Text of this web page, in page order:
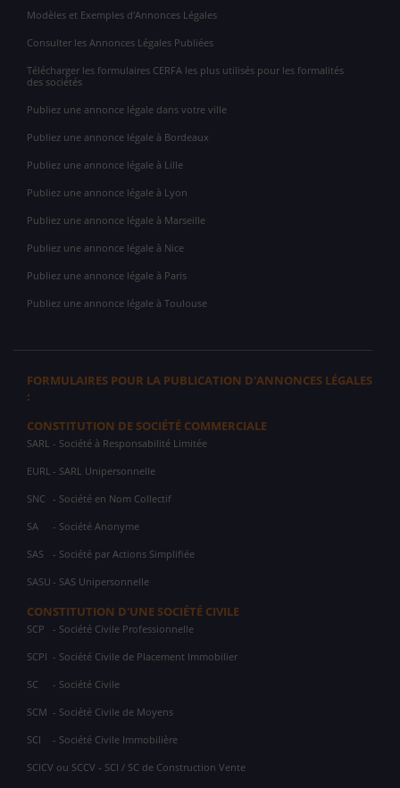
Modèles et Exemples d'Annonces Légales
Consulter les Annonces Légales Publiées
Télécharger les formulaires CERFA les plus utilisés pour les formalités
des sociétés
Publiez une annonce légale dans votre ville
Publiez une annonce légale à Bordeaux
Publiez une annonce légale à Lille
Publiez une annonce légale à Lyon
Publiez une annonce légale à Marseille
Publiez une annonce légale à Nice
Publiez une annonce légale à Paris
Publiez une annonce légale à Toulouse
FORMULAIRES POUR LA PUBLICATION D'ANNONCES LÉGALES
:
CONSTITUTION DE SOCIÉTÉ COMMERCIALE
SARL - Société à Responsabilité Limitée
EURL - SARL Unipersonnelle
SNC - Société en Nom Collectif
SA - Société Anonyme
SAS - Société par Actions Simplifiée
SASU - SAS Unipersonnelle
CONSTITUTION D'UNE SOCIÉTÉ CIVILE
SCP - Société Civile Professionnelle
SCPI - Société Civile de Placement Immobilier
SC - Société Civile
SCM - Société Civile de Moyens
SCI - Société Civile Immobilière
SCICV ou SCCV - SCI / SC de Construction Vente